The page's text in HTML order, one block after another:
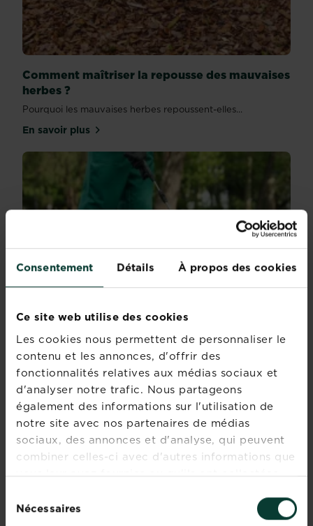
Consentement Détails À propos des cookies
Ce site web utilise des cookies
Les cookies nous permettent de personnaliser le
contenu et les annonces, d'offrir des
fonctionnalités relatives aux médias sociaux et
d'analyser notre trafic. Nous partageons
également des informations sur l'utilisation de
notre site avec nos partenaires de médias
sociaux, des annonces et d'analyse, qui peuvent
combiner celles-ci avec d'autres informations que
vous leur avez fournies ou qu'ils ont collectées
duNécessaires
Comment maîtriser la repousse des mauvaises
herbes ?
Pourquoi les mauvaises herbes repoussent-elles...
En savoir plussur Comment maîtriser la repousse des mauvaises
Comment utiliser un désherbant concentré ?
Pour nettoyer vos espaces verts des mauvaises...
En savoir plussur Comment utiliser un désherbant concentré ?